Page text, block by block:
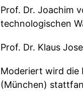
Prof. Dr. Joachim
technologischen
Prof. Dr. Klaus
Moderiert wird die
(München)